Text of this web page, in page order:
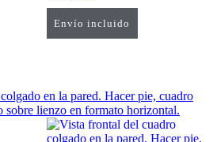
Envío incluido
Añadir al carrito